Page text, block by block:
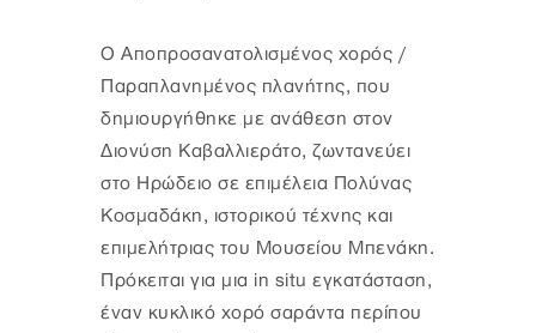
Ο Αποπροσανατολισμένος χορός /
Παραπλανημένος πλανήτης, που
δημιουργήθηκε με ανάθεση στον
Διονύση Καβαλλιεράτο, ζωντανεύει
στο Ηρώδειο σε επιμέλεια Πολύνας
Κοσμαδάκη, ιστορικού τέχνης και
επιμελήτριας του Μουσείου Μπενάκη.
Πρόκειται για μια in situ εγκατάσταση,
έναν κυκλικό χορό σαράντα περίπου